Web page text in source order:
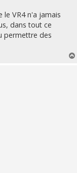
le VR4 n'a jamais
dans tout ce
permettre des